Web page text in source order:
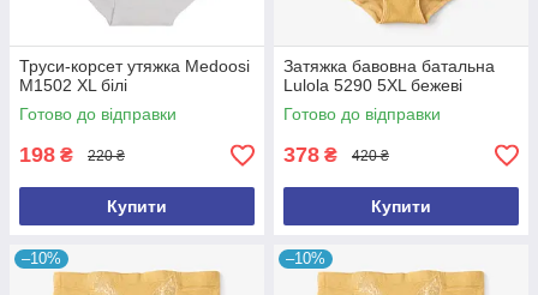
Труси-корсет утяжка Medoosi
M1502 XL білі
Готово до відправки
198 ₴ 220 ₴
Купити
Затяжка бавовна батальна
Lulola 5290 5XL бежеві
Готово до відправки
378 ₴ 420 ₴
Купити
–10% –10%